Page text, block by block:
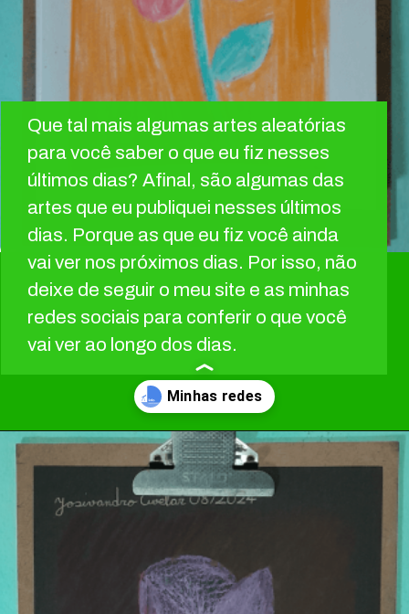
Que tal mais algumas artes aleatórias
para você saber o que eu fiz nesses
últimos dias? Afinal, são algumas das
artes que eu publiquei nesses últimos
dias. Porque as que eu fiz você ainda
vai ver nos próximos dias. Por isso, não
deixe de seguir o meu site e as minhas
redes sociais para conferir o que você
vai ver ao longo dos dias.
https://josivandroavelar.com.br/links/